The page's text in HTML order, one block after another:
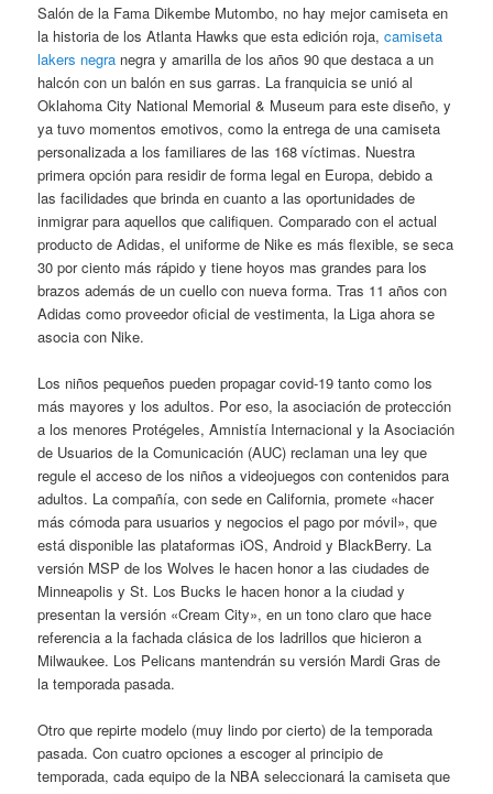
Salón de la Fama Dikembe Mutombo, no hay mejor camiseta en
la historia de los Atlanta Hawks que esta edición roja,camiseta
lakers negra negra y amarilla de los años 90 que destaca a un
halcón con un balón en sus garras. La franquicia se unió al
Oklahoma City National Memorial & Museum para este diseño, y
ya tuvo momentos emotivos, como la entrega de una camiseta
personalizada a los familiares de las 168 víctimas. Nuestra
primera opción para residir de forma legal en Europa, debido a
las facilidades que brinda en cuanto a las oportunidades de
inmigrar para aquellos que califiquen. Comparado con el actual
producto de Adidas, el uniforme de Nike es más flexible, se seca
30 por ciento más rápido y tiene hoyos mas grandes para los
brazos además de un cuello con nueva forma. Tras 11 años con
Adidas como proveedor oficial de vestimenta, la Liga ahora se
asocia con Nike.
Los niños pequeños pueden propagar covid-19 tanto como los
más mayores y los adultos. Por eso, la asociación de protección
a los menores Protégeles, Amnistía Internacional y la Asociación
de Usuarios de la Comunicación (AUC) reclaman una ley que
regule el acceso de los niños a videojuegos con contenidos para
adultos. La compañía, con sede en California, promete «hacer
más cómoda para usuarios y negocios el pago por móvil», que
está disponible las plataformas iOS, Android y BlackBerry. La
versión MSP de los Wolves le hacen honor a las ciudades de
Minneapolis y St. Los Bucks le hacen honor a la ciudad y
presentan la versión «Cream City», en un tono claro que hace
referencia a la fachada clásica de los ladrillos que hicieron a
Milwaukee. Los Pelicans mantendrán su versión Mardi Gras de
la temporada pasada.
Otro que repirte modelo (muy lindo por cierto) de la temporada
pasada. Con cuatro opciones a escoger al principio de
temporada, cada equipo de la NBA seleccionará la camiseta que